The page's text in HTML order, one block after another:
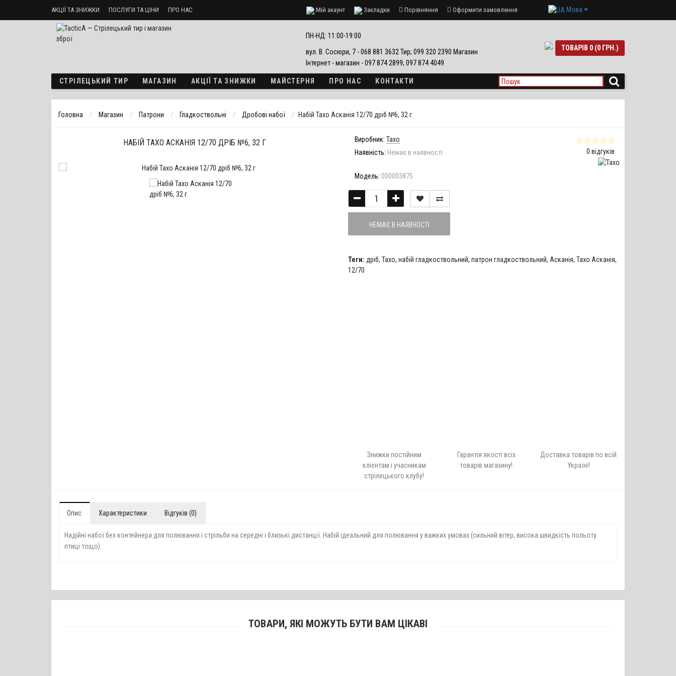
АКЦІЇ ТА ЗНИЖКИ ПОСЛУГИ ТА ЦІНИ ПРО НАС
Стрілецький тир «ТактикА» Доставка і оплата
Мій акаунт Закладки Порівняння Оформити замовлення Мова
ПН-НД: 11:00-19:00
вул. В. Сосюри, 7 - 068 881 3632 Тир; 099 320 2390 Магазин
Інтернет - магазин - 097 874 2899; 097 874 4049
ТОВАРІВ 0 (0 ГРН.)
СТРІЛЕЦЬКИЙ ТИР МАГАЗИН АКЦІЇ ТА ЗНИЖКИ МАЙСТЕРНЯ ПРО НАС КОНТАКТИ
Головна Магазин Патрони Гладкоствольні Дробові набої Набій Тахо Асканія 12/70 дріб №6, 32 г
НАБІЙ ТАХО АСКАНІЯ 12/70 ДРІБ №6, 32 Г
0 відгуків
Виробник: Тахо
Наявність: Немає в наявності
Модель: 000003875
НЕМАЄ В НАЯВНОСТІ
Теги: дріб, Тахо, набій гладкоствольний, патрон гладкоствольний, Асканія, Тахо Асканія,
12/70
Знижки постійним
клієнтам і учасникам
стрілецького клубу!
Гарантія якості всіх
товарів магазину!
Доставка товарів по всій
Україні!
Опис Характеристики Відгуків (0)
Надійні набої без контейнера для полювання і стрільби на середні і близькі дистанції. Набій ідеальний для полювання у важких умовах (сильний вітер, висока швидкість польоту
птиці тощо).
ТОВАРИ, ЯКІ МОЖУТЬ БУТИ ВАМ ЦІКАВІ